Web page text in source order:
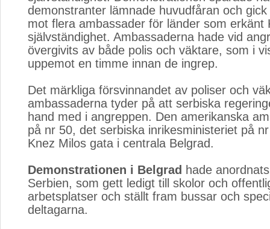
demonstranter lämnade huvudfåran och
mot flera ambassader för länder som erkänt
självständighet. Ambassaderna hade vid
övergivits av både polis och väktare, som i
uppemot en timme innan de ingrep.
Det märkliga försvinnandet av poliser och
ambassaderna tyder på att serbiska
hand med i angreppen. Den amerikanska
på nr 50, det serbiska inrikesministeriet på
Knez Milos gata i centrala Belgrad.
Demonstrationen i Belgrad hade
Serbien, som gett ledigt till skolor och
arbetsplatser och ställt fram bussar och
deltagarna.